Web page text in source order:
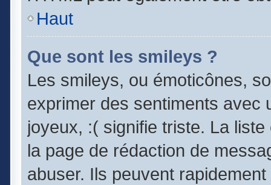
Haut
Que sont les smileys ?
Les smileys, ou émoticônes,
exprimer des sentiments avec
joyeux, :( signifie triste. La
la page de rédaction de
abuser. Ils peuvent